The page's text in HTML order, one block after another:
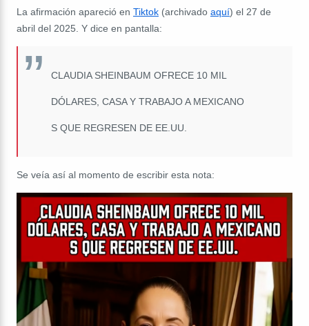
La afirmación apareció en Tiktok (archivado aquí) el 27 de
abril del 2025. Y dice en pantalla:
CLAUDIA SHEINBAUM OFRECE 10 MIL
DÓLARES, CASA Y TRABAJO A MEXICANO
S QUE REGRESEN DE EE.UU.
Se veía así al momento de escribir esta nota: